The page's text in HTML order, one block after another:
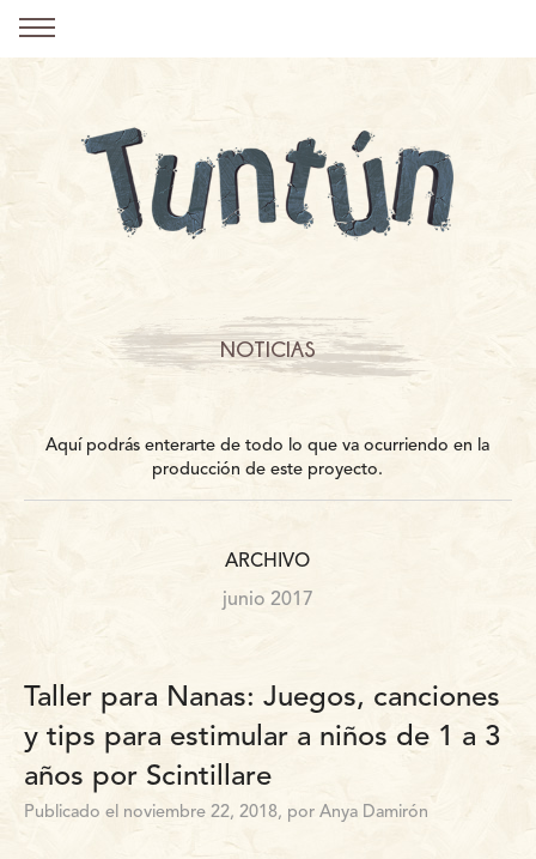
NOTICIAS
Aquí podrás enterarte de todo lo que va ocurriendo en la
producción de este proyecto.
ARCHIVO
junio 2017
Taller para Nanas: Juegos, canciones
y tips para estimular a niños de 1 a 3
años por Scintillare
Publicado el noviembre 22, 2018, por Anya Damirón